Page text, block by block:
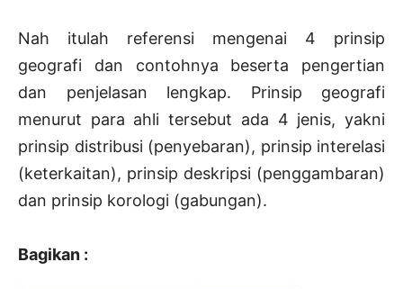
Nah itulah referensi mengenai 4 prinsip
geografi dan contohnya beserta pengertian
dan penjelasan lengkap. Prinsip geografi
menurut para ahli tersebut ada 4 jenis, yakni
prinsip distribusi (penyebaran), prinsip interelasi
(keterkaitan), prinsip deskripsi (penggambaran)
dan prinsip korologi (gabungan).
Bagikan :